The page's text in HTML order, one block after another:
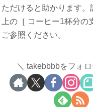
ただけると助かります。
上の［ コーヒー1杯分の
ご参照ください。
takebbbbをフォ